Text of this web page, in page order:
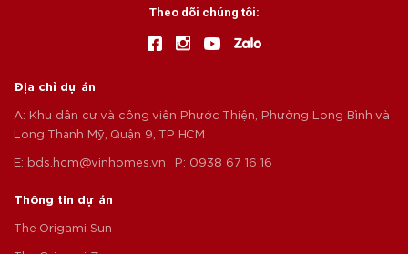
Theo dõi chúng tôi:
Địa chỉ dự án
A: Khu dân cư và công viên Phước Thiện, Phường Long Bình và
Long Thạnh Mỹ, Quận 9, TP HCM
E: bds.hcm@vinhomes.vn P: 0938 67 16 16
Thông tin dự án
The Origami Sun